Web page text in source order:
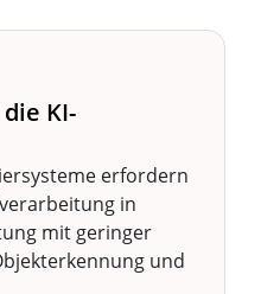
KI-
erfordern
in
mit geringer
und